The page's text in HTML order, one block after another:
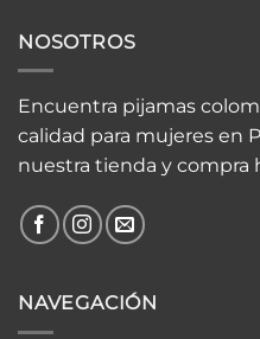
NOSOTROS
Encuentra pijamas
calidad para mujeres en
nuestra tienda y compra
NAVEGACIÓN